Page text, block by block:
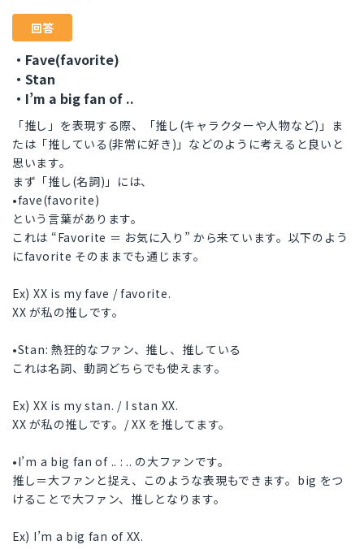
回答
・Fave(favorite)
・Stan
・I’m a big fan of ..
「推し」を表現する際、「推し(キャラクターや人物など)」ま
たは「推している(非常に好き)」などのように考えると良いと
思います。
まず「推し(名詞)」には、
•fave(favorite)
という言葉があります。
これは “Favorite ＝ お気に入り” から来ています。以下のよう
にfavorite そのままでも通じます。
Ex) XX is my fave / favorite.
XX が私の推しです。
•Stan: 熱狂的なファン、推し、推している
これは名詞、動詞どちらでも使えます。
Ex) XX is my stan. / I stan XX.
XX が私の推しです。/ XX を推してます。
•I’m a big fan of .. : .. の大ファンです。
推し＝大ファンと捉え、このような表現もできます。big をつ
けることで大ファン、推しとなります。
Ex) I’m a big fan of XX.